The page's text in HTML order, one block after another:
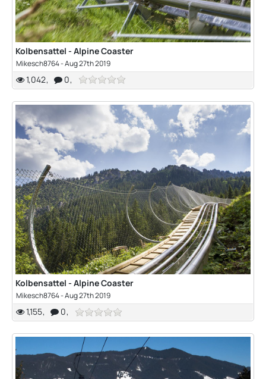
Kolbensattel - Alpine Coaster
Mikesch8764-Aug 27th 2019
1,042 0
Kolbensattel - Alpine Coaster
Mikesch8764-Aug 27th 2019
1,155 0